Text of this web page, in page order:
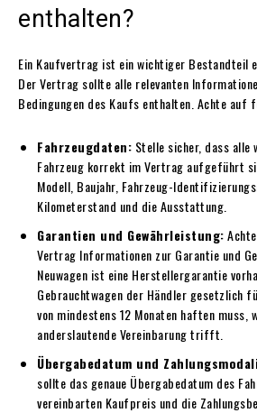
enthalten?
Ein Kaufvertrag ist ein wichtiger Bestandteil
Der Vertrag sollte alle relevanten
Bedingungen des Kaufs enthalten. Achte auf
Fahrzeugdaten: Stelle sicher, dass alle
Fahrzeug korrekt im Vertrag aufgeführt
Modell, Baujahr, Fahrzeug-
Kilometerstand und die Ausstattung.
Garantien und Gewährleistung:
Vertrag Informationen zur Garantie und
Neuwagen ist eine Herstellergarantie
Gebrauchtwagen der Händler gesetzlich
von mindestens 12 Monaten haften muss,
anderslautende Vereinbarung trifft.
Übergabedatum und
sollte das genaue Übergabedatum des
vereinbarten Kaufpreis und die